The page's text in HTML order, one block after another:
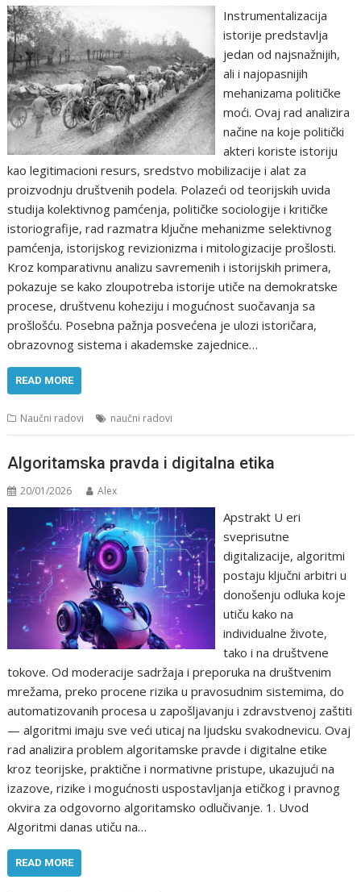
Instrumentalizacija
istorije predstavlja
jedan od najsnažnijih,
ali i najopasnijih
mehanizama političke
moći. Ovaj rad analizira
načine na koje politički
akteri koriste istoriju
kao legitimacioni resurs, sredstvo mobilizacije i alat za
proizvodnju društvenih podela. Polazeći od teorijskih uvida
studija kolektivnog pamćenja, političke sociologije i kritičke
istoriografije, rad razmatra ključne mehanizme selektivnog
pamćenja, istorijskog revizionizma i mitologizacije prošlosti.
Kroz komparativnu analizu savremenih i istorijskih primera,
pokazuje se kako zloupotreba istorije utiče na demokratske
procese, društvenu koheziju i mogućnost suočavanja sa
prošlošću. Posebna pažnja posvećena je ulozi istoričara,
obrazovnog sistema i akademske zajednice…
READ MORE
Naučni radovi naučni radovi
Algoritamska pravda i digitalna etika
20/01/2026 Alex
Apstrakt U eri
sveprisutne
digitalizacije, algoritmi
postaju ključni arbitri u
donošenju odluka koje
utiču kako na
individualne živote,
tako i na društvene
tokove. Od moderacije sadržaja i preporuka na društvenim
mrežama, preko procene rizika u pravosudnim sistemima, do
automatizovanih procesa u zapošljavanju i zdravstvenoj zaštiti
— algoritmi imaju sve veći uticaj na ljudsku svakodnevicu. Ovaj
rad analizira problem algoritamske pravde i digitalne etike
kroz teorijske, praktične i normativne pristupe, ukazujući na
izazove, rizike i mogućnosti uspostavljanja etičkog i pravnog
okvira za odgovorno algoritamsko odlučivanje. 1. Uvod
Algoritmi danas utiču na…
READ MORE